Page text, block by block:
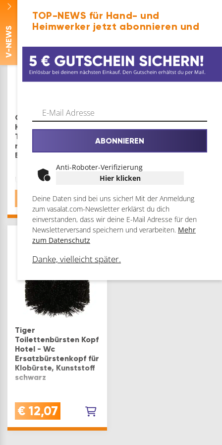
Kunststoff
gefertigtMINIMALISTISCH:
minimalistische und
Klobürsten Halter im
Dutch DesignKOMPAT…
Geesa
Klobürstenhalter mit
Toilettenbürste Hotel
mit Deckel zum
Bohren, chrom
LANGLEBIG: dieser
Klorollenhalter hält
Jahre lang, auch bei
intensiver
NutzungMINIMALISTISCH:
minimalistische und
geometrische
Schönheit -
Klobürsten Halter im
Dutch
die moderne W…
61,74
Bürstengarnitur Weiß
- Kunststoff,
freistehend,
115x115x390mm
VERWENDUNG:
Bürstengarnitur für
Badezimmer und
Gäste-WCs,
hygienisch und
praktischQUALITÄT:
langlebigVORTEIL:…
€10,39
Tiger
Toilettenbürsten Kopf
Hotel - Wc
Ersatzbürstenkopf für
Klobürste, Kunststoff
schwarz
LANGLEBIG: diese
Toilettenbürstenkopf
in Schwarz ist aus
robustem und
€ 12,07
V
-NEWS
TOP-NEWS für Hand- und
Heimwerker jetzt abonnieren und
ABONNIEREN
Anti-Roboter-Verifizierung
Hier klicken
Deine Daten sind bei uns sicher! Mit der Anmeldung
zum vasalat.com-Newsletter erklärst du dich
einverstanden, dass wir deine E-Mail Adresse für den
Newsletterversand speichern und verarbeiten. Mehr
zum Datenschutz
Danke, vielleicht später.